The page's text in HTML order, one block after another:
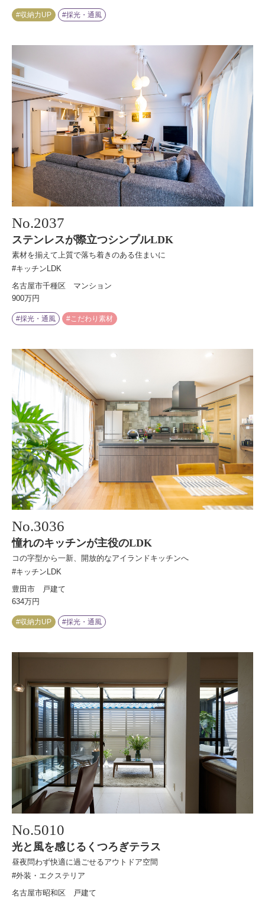
#収納力UP #採光・通風
No.2037
ステンレスが際立つシンプルLDK
素材を揃えて上質で落ち着きのある住まいに
#キッチンLDK
名古屋市千種区 マンション
900万円
#採光・通風 #こだわり素材
No.3036
憧れのキッチンが主役のLDK
コの字型から一新、開放的なアイランドキッチンへ
#キッチンLDK
豊田市 戸建て
634万円
#収納力UP #採光・通風
No.5010
光と風を感じるくつろぎテラス
昼夜問わず快適に過ごせるアウトドア空間
#外装・エクステリア
名古屋市昭和区 戸建て